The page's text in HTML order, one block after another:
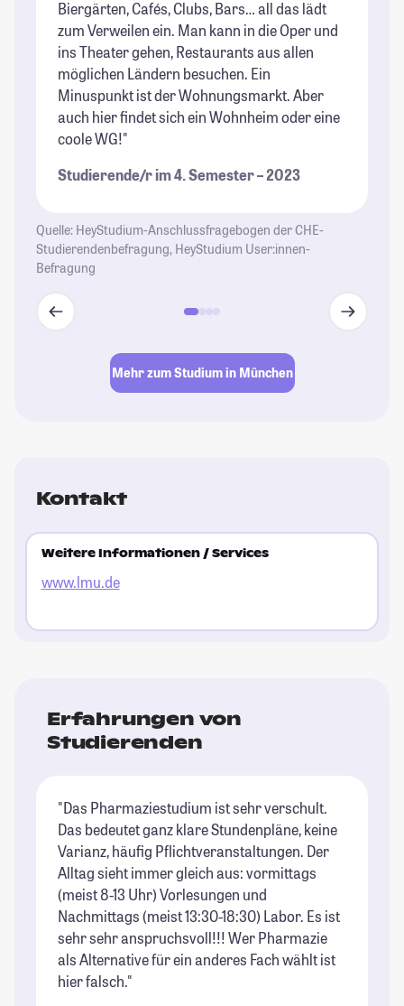
Biergärten, Cafés, Clubs, Bars… all das lädt
zum Verweilen ein. Man kann in die Oper und
ins Theater gehen, Restaurants aus allen
möglichen Ländern besuchen. Ein
Minuspunkt ist der Wohnungsmarkt. Aber
auch hier findet sich ein Wohnheim oder eine
coole WG!"
Studierende/r im 4. Semester – 2023
Quelle: HeyStudium-Anschlussfragebogen der CHE-
Studierendenbefragung, HeyStudium User:innen-
Befragung
Mehr zum Studium in München
Kontakt
Weitere Informationen / Services
www.lmu.de
Erfahrungen von
Studierenden
"Das Pharmaziestudium ist sehr verschult.
Das bedeutet ganz klare Stundenpläne, keine
Varianz, häufig Pflichtveranstaltungen. Der
Alltag sieht immer gleich aus: vormittags
(meist 8-13 Uhr) Vorlesungen und
Nachmittags (meist 13:30-18:30) Labor. Es ist
sehr sehr anspruchsvoll!!! Wer Pharmazie
als Alternative für ein anderes Fach wählt ist
hier falsch."